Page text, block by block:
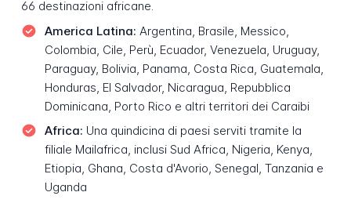
66 destinazioni africane.
America Latina: Argentina, Brasile, Messico,
Colombia, Cile, Perù, Ecuador, Venezuela, Uruguay,
Paraguay, Bolivia, Panama, Costa Rica, Guatemala,
Honduras, El Salvador, Nicaragua, Repubblica
Dominicana, Porto Rico e altri territori dei Caraibi
Africa: Una quindicina di paesi serviti tramite la
filiale Mailafrica, inclusi Sud Africa, Nigeria, Kenya,
Etiopia, Ghana, Costa d'Avorio, Senegal, Tanzania e
Uganda